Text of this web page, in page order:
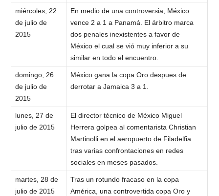
miércoles, 22
de julio de
2015
En medio de una controversia, México
vence 2 a 1 a Panamá. El árbitro marca
dos penales inexistentes a favor de
México el cual se vió muy inferior a su
similar en todo el encuentro.
domingo, 26
de julio de
2015
México gana la copa Oro despues de
derrotar a Jamaica 3 a 1.
lunes, 27 de
julio de 2015
El director técnico de México Miguel
Herrera golpea al comentarista Christian
Martinolli en el aeropuerto de Filadelfia
tras varias confrontaciones en redes
sociales en meses pasados.
martes, 28 de
julio de 2015
Tras un rotundo fracaso en la copa
América, una controvertida copa Oro y